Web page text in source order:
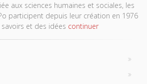
aux sciences humaines et sociales, les
participent depuis leur création en 1976
et des idées continuer